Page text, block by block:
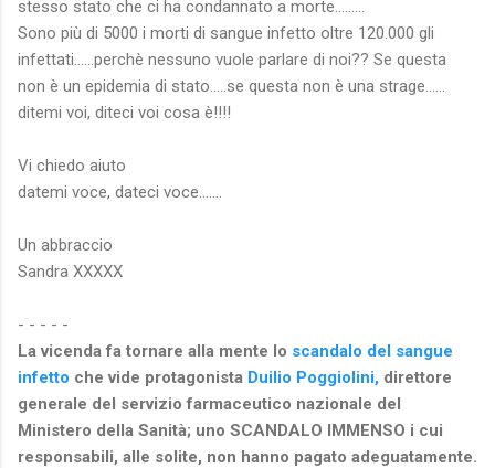
stesso stato che ci ha condannato a morte.........
Sono più di 5000 i morti di sangue infetto oltre 120.000 gli
infettati......perchè nessuno vuole parlare di noi?? Se questa
non è un epidemia di stato.....se questa non è una strage......
ditemi voi, diteci voi cosa è!!!!
Vi chiedo aiuto
datemi voce, dateci voce.......
Un abbraccio
Sandra XXXXX
- - - - -
La vicenda fa tornare alla mente lo scandalo del sangue
infetto che vide protagonista Duilio Poggiolini, direttore
generale del servizio farmaceutico nazionale del
Ministero della Sanità; uno SCANDALO IMMENSO i cui
responsabili, alle solite, non hanno pagato adeguatamente.